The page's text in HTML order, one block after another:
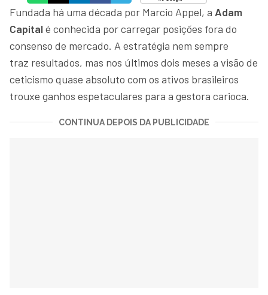
Fundada há uma década por Marcio Appel, a Adam
Capital é conhecida por carregar posições fora do
consenso de mercado. A estratégia nem sempre
traz resultados, mas nos últimos dois meses a visão de
ceticismo quase absoluto com os ativos brasileiros
trouxe ganhos espetaculares para a gestora carioca.
CONTINUA DEPOIS DA PUBLICIDADE